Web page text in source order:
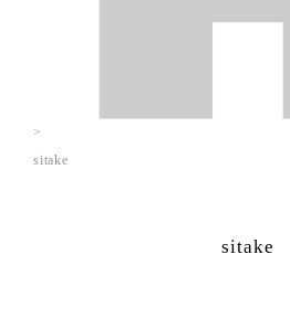
sitake
sitake